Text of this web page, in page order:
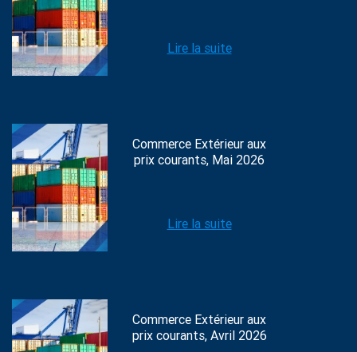
Lire la suite
Commerce Extérieur aux
prix courants, Mai 2026
Lire la suite
Commerce Extérieur aux
prix courants, Avril 2026